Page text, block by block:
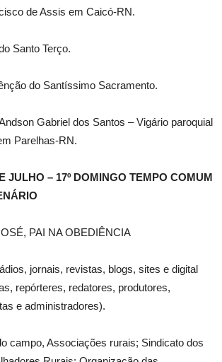
de Assis em Caicó-RN.
Santo Terço.
do Santíssimo Sacramento.
Gabriel dos Santos – Vigário paroquial
Parelhas-RN.
JULHO – 17º DOMINGO TEMPO COMUM
PAI NA OBEDIÊNCIA
jornais, revistas, blogs, sites e digital
repórteres, redatores, produtores,
e administradores).
campo, Associações rurais; Sindicato dos